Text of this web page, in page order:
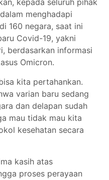
kepada seluruh pihak
menghadapi
160 negara, saat ini
Covid-19, yakni
berdasarkan informasi
Omicron.
kita pertahankan.
varian baru sedang
dan delapan sudah
mau tidak mau kita
kesehatan secara
kasih atas
proses perayaan